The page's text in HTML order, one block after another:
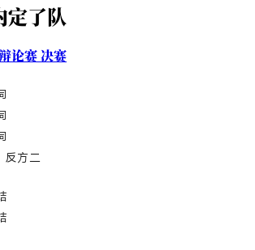
定了队
论赛 决赛
方二